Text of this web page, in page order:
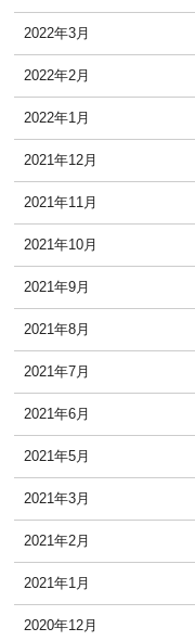
2022年3月
2022年2月
2022年1月
2021年12月
2021年11月
2021年10月
2021年9月
2021年8月
2021年7月
2021年6月
2021年5月
2021年3月
2021年2月
2021年1月
2020年12月